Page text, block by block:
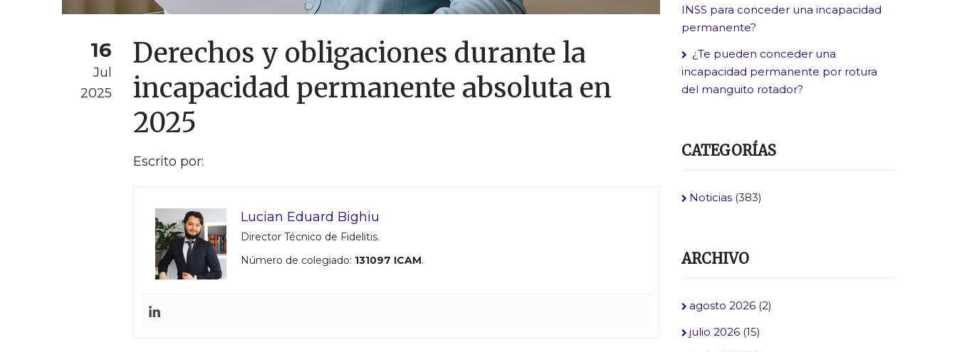
16
Jul
2025
Derechos y obligaciones durante la
incapacidad permanente absoluta en
2025
Escrito por:
Lucian Eduard Bighiu
Director Técnico de Fidelitis.
Número de colegiado: 131097 ICAM.
INSS para conceder una incapacidad
permanente?
¿Te pueden conceder una
incapacidad permanente por rotura
del manguito rotador?
CATEGORÍAS
Noticias (383)
ARCHIVO
agosto 2026 (2)
julio 2026 (15)